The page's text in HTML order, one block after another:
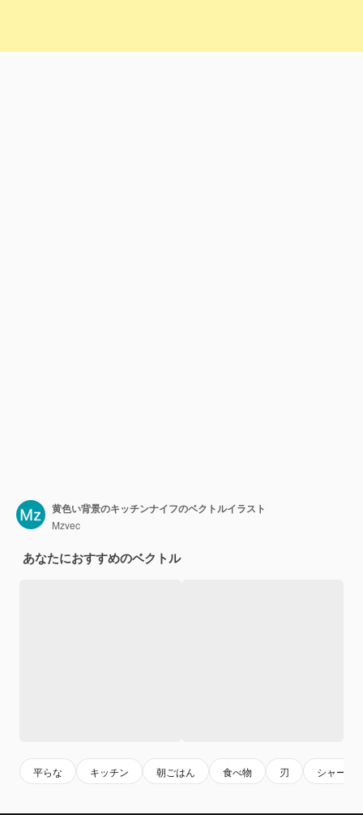
黄色い背景のキッチンナイフのベクトルイラスト
Mzvec
あなたにおすすめのベクトル
平らな キッチン 朝ごはん 食べ物 刃 シャープ